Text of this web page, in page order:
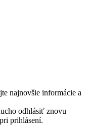
najnovšie informácie a
odhlásiť znovu
prihlásení.